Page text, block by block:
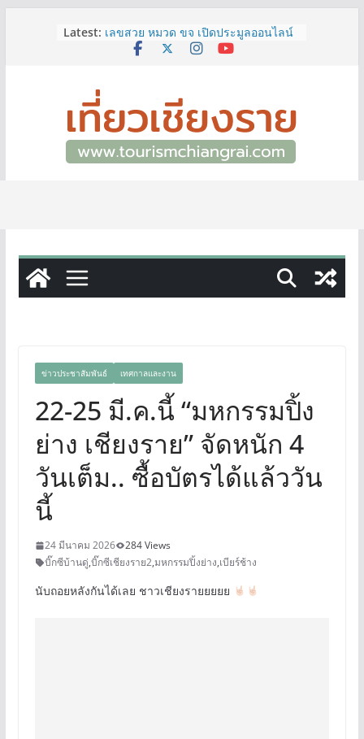
Latest: เลขสวย หมวด ขจ เปิดประมูลออนไลน์
แล้ววันนี้ เลขเด่น เลขมงคล ความหมาย
จ.เชียงราย ที่ไม่ควรพลาด!
12–16 ส.ค.นี้ เตรียมพบกับมหกรรมสุด
ยิ่งใหญ่แห่งปี “อุตสาหกรรมแฟร์ ล้านนา
ตะวันออก 2026”
ผู้ว่าฯ เชียงราย เยี่ยมชม “ป๊ะกาด Vol.2”
“Feel All the Feelings” เที่ยวให้สนุก
เก็บแสตมป์ครบ แล้วรับของที่ระลึกสุด
ข่าวประชาสัมพันธ์ เทศกาลและงาน
22-25 มี.ค.นี้ “มหกรรมปิ้ง
ย่าง เชียงราย” จัดหนัก 4
วันเต็ม.. ซื้อบัตรได้แล้ววัน
นี้
24 มีนาคม 2026
284 Views
บิ๊กซีบ้านดู่,บิ๊กซีเชียงราย2,มหกรรมปิ้งย่าง,เบียร์ช้าง
นับถอยหลังกันได้เลย ชาวเชียงรายยยยย